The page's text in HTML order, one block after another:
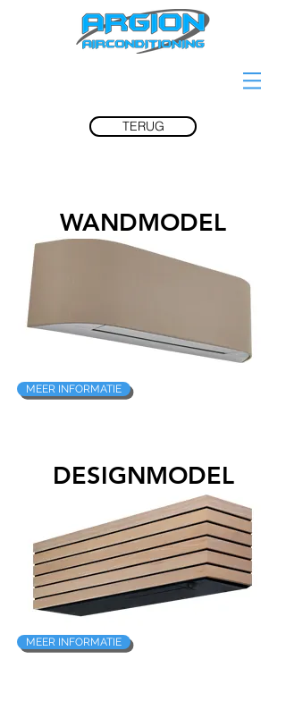
TERUG
WANDMODEL
MEER INFORMATIE
DESIGNMODEL
MEER INFORMATIE